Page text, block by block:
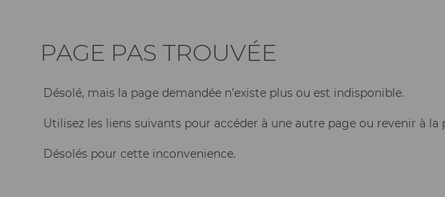
PAGE PAS TROUVÉE
Désolé, mais la page demandée n'existe plus ou est indisponible.
Utilisez les liens suivants pour accéder à une autre page ou revenir à la
Désolés pour cette inconvenience.